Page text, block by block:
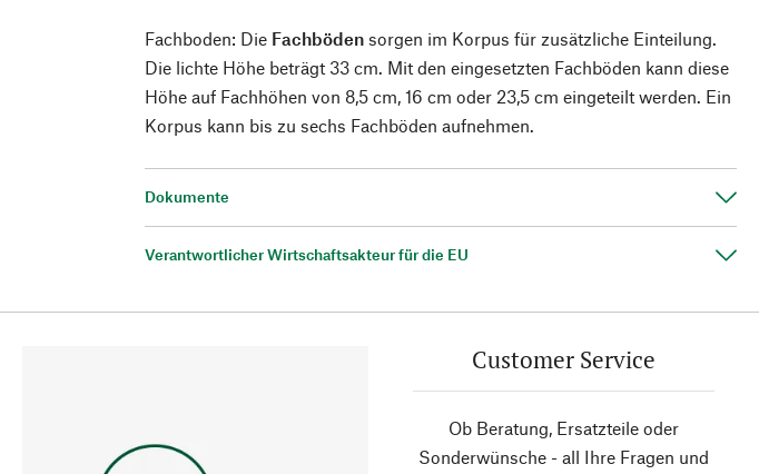
Fachboden: Die Fachbödensorgen im Korpus für zusätzliche Einteilung.
Die lichte Höhe beträgt 33 cm. Mit den eingesetzten Fachböden kann diese
Höhe auf Fachhöhen von 8,5 cm, 16 cm oder 23,5 cm eingeteilt werden. Ein
Korpus kann bis zu sechs Fachböden aufnehmen.
Dokumente
Verantwortlicher Wirtschaftsakteur für die EU
Customer Service
Ob Beratung, Ersatzteile oder
Sonderwünsche - all Ihre Fragen und